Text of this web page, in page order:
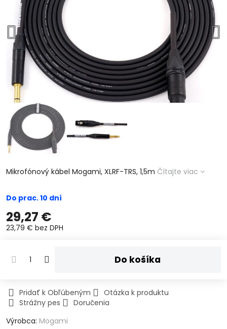
Mikrofónový kábel Mogami, XLRF-TRS, 1,5m Čítajte viac
Do prac. 10 dní
29,27 €
23,79 € bez DPH
Do košíka
Pridať k Obľúbeným
Otázka k produktu
Strážny pes
Doručenia
Výrobca: Mogami